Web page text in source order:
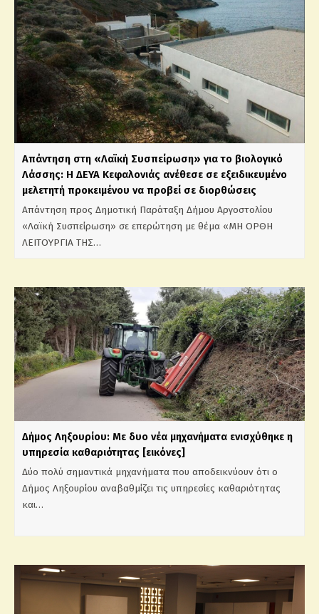
Απάντηση στη «Λαϊκή Συσπείρωση» για το βιολογικό
Λάσσης: Η ΔΕΥΑ Κεφαλονιάς ανέθεσε σε εξειδικευμένο
μελετητή προκειμένου να προβεί σε διορθώσεις
Απάντηση προς Δημοτική Παράταξη Δήμου Αργοστολίου
«Λαϊκή Συσπείρωση» σε επερώτηση με θέμα «ΜΗ ΟΡΘΗ
ΛΕΙΤΟΥΡΓΙΑ ΤΗΣ…
Δήμος Ληξουρίου: Με δυο νέα μηχανήματα ενισχύθηκε η
υπηρεσία καθαριότητας [εικόνες]
Δύο πολύ σημαντικά μηχανήματα που αποδεικνύουν ότι ο
Δήμος Ληξουρίου αναβαθμίζει τις υπηρεσίες καθαριότητας
και…